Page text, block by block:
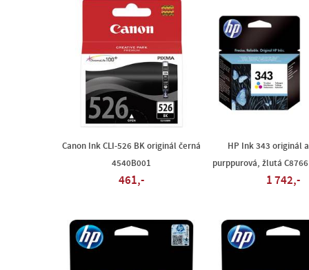
Canon Ink CLI-526 BK originál černá
4540B001
461,-
HP Ink 343 originál
purppurová, žlutá
1 742,-